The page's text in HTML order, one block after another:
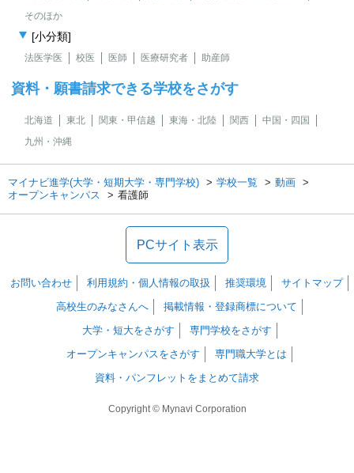
そのほか
[小分類]
法医学医 校医 医師 医療研究者 助産師
資料・願書請求できる学校をさがす
北海道 東北 関東・甲信越 東海・北陸 関西
中国・四国
九州・沖縄
マイナビ進学(大学・短期大学・専門学校) 学校一覧
動画
オープンキャンパス
看護師
PCサイト表示
お問い合わせ 利用規約・個人情報の取扱 推奨環境
サイトマップ
高校生のみなさんへ
掲載情報・登録商標について
大学・短大をさがす
専門学校をさがす
オープンキャンパスをさがす
専門職大学とは
資料・パンフレットをまとめて請求
Copyright © Mynavi Corporation